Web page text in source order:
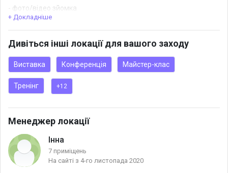
- фото/відео зйомка
+ Докладніше
Дивіться інші локації для вашого заходу
Виставка Конференція Майстер-клас
Тренінг +12
Менеджер локації
Інна
7 приміщень
На сайті з 4-го листопада 2020